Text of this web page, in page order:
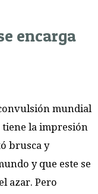
encarga
mundial
la impresión
brusca y
y que este se
azar. Pero